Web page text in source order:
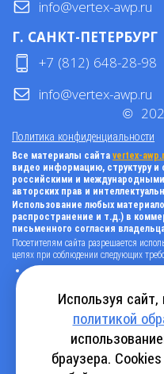
info@vertex-awp.ru
Г. САНКТ-ПЕТЕРБУРГ
+7 (812) 648-28-98
info@vertex-awp.ru
Политика конфиденциальности
©
Все материалы сайта vertex-
видео информацию, структуру
российскими и
авторских прав и
Использование любых
распространение и т.д.) в
письменного согласия
Посетителям сайта разрешается
целях при соблюдении следующих
поставить прямую активную
системами, т.е. запрещено
способы, нельзя использовать
все ссылки, имеющиеся в тексте
виде и быть прямыми и
в случае регулярного
активная ссылка на ресурс
сайта (в любом видимом месте).
Используя
политикой
браузера.